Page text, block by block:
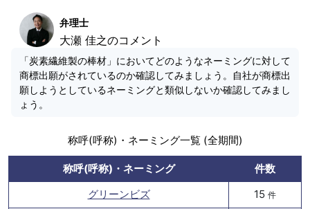
弁理士
大瀬 佳之のコメント
「炭素繊維製の棒材」においてどのようなネーミングに対して
商標出願がされているのか確認してみましょう。自社が商標出
願しようとしているネーミングと類似しないか確認してみまし
ょう。
称呼(呼称)・ネーミング一覧 (全期間)
称呼(呼称)・ネーミング
件数
グリーンビズ
15 件